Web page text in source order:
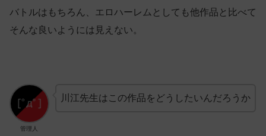
バトルはもちろん、エロハーレムとしても他作品と比べて
そんな良いようには見えない。
管理人
川江先生はこの作品をどうしたいんだろうか